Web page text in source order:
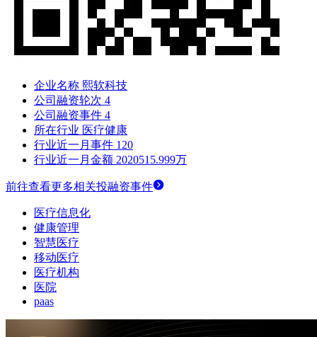
企业名称 熙软科技
公司融资轮次 4
公司融资事件 4
所在行业 医疗健康
行业近一月事件 120
行业近一月金额 2020515.999万
前往查看更多相关投融资事件
医疗信息化
健康管理
智慧医疗
移动医疗
医疗机构
医院
paas